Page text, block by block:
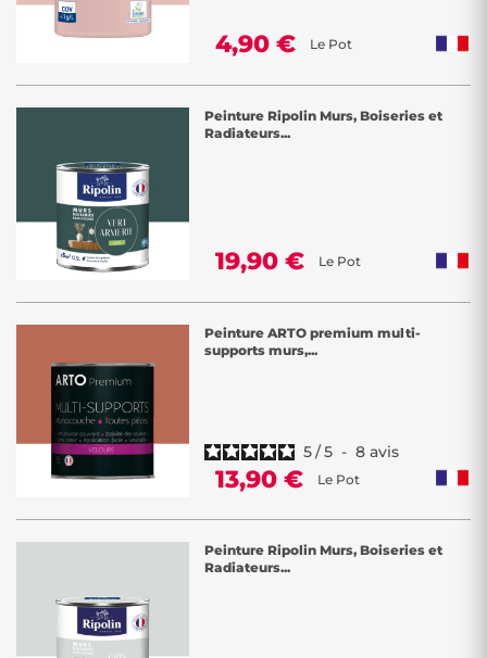
4,90 € Le Pot
Peinture Ripolin Murs, Boiseries et
Radiateurs...
19,90 € Le Pot
Peinture ARTO premium multi-
supports murs,...
5/5 - 8 avis
13,90 € Le Pot
Peinture Ripolin Murs, Boiseries et
Radiateurs...